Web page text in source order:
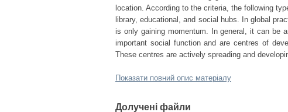
location. According to the criteria, the following
library, educational, and social hubs. In global
is only gaining momentum. In general, it can be
important social function and are centres of
These centres are actively spreading and
Показати повний опис матеріалу
Долучені файли